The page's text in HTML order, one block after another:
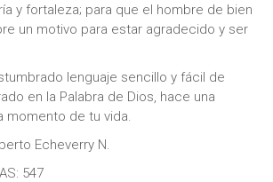
y fortaleza; para que el hombre de bien
un motivo para estar agradecido y ser
lenguaje sencillo y fácil de
en la Palabra de Dios, hace una
momento de tu vida.
Echeverry N.
547